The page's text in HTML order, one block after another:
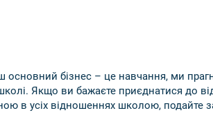
основний бізнес – це навчання, ми
Якщо ви бажаєте приєднатися до
в усіх відношеннях школою, подайте